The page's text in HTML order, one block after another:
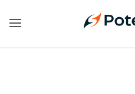
Open main menu
Open main menu